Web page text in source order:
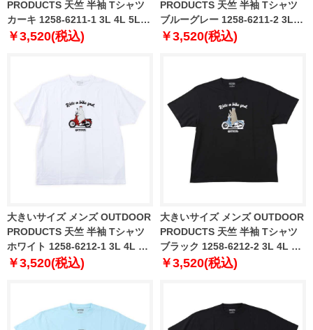
PRODUCTS 天竺 半袖 Tシャツ
カーキ 1258-6211-1 3L 4L 5L
6L 7L 8L
￥3,520(税込)
PRODUCTS 天竺 半袖 Tシャツ
ブルーグレー 1258-6211-2 3L
4L 5L 6L 7L 8L
￥3,520(税込)
大きいサイズ メンズ OUTDOOR
PRODUCTS 天竺 半袖 Tシャツ
ホワイト 1258-6212-1 3L 4L 5L
6L 7L 8L
￥3,520(税込)
大きいサイズ メンズ OUTDOOR
PRODUCTS 天竺 半袖 Tシャツ
ブラック 1258-6212-2 3L 4L 5L
6L 7L 8L
￥3,520(税込)